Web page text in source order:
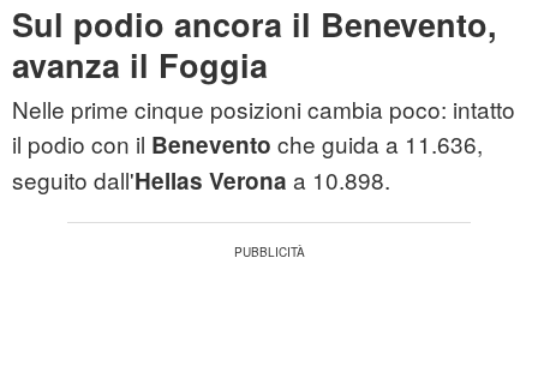
Sul podio ancora il Benevento,
avanza il Foggia
Nelle prime cinque posizioni cambia poco: intatto
il podio con il Benevento che guida a 11.636,
seguito dall'Hellas Verona a 10.898.